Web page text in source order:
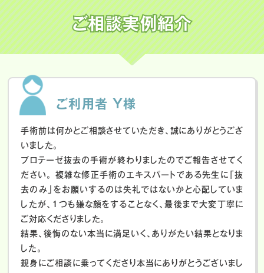
ご相談実例紹介
ご利用者 Y様
手術前は何かとご相談させていただき、誠にありがとうござ
いました。
プロテーゼ抜去の手術が終わりましたのでご報告させてく
ださい。
複雑な修正手術のエキスパートである先生に「抜
去のみ」をお願いするのは失礼ではないかと心配していま
したが、１つも嫌な顔をすることなく、最後まで大変丁寧に
ご対応くださりました。
結果、後悔のない本当に満足いく、ありがたい結果となりま
した。
親身にご相談に乗ってくださり本当にありがとうございまし